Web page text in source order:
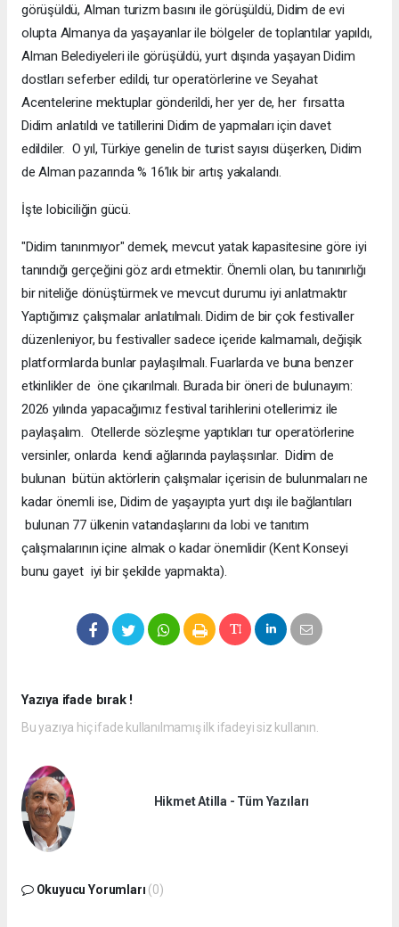
görüşüldü, Alman turizm basını ile görüşüldü, Didim de evi
olupta Almanya da yaşayanlar ile bölgeler de toplantılar yapıldı,
Alman Belediyeleri ile görüşüldü, yurt dışında yaşayan Didim
dostları seferber edildi, tur operatörlerine ve Seyahat
Acentelerine mektuplar gönderildi, her yer de, her fırsatta
Didim anlatıldı ve tatillerini Didim de yapmaları için davet
edildiler. O yıl, Türkiye genelin de turist sayısı düşerken, Didim
de Alman pazarında % 16’lık bir artış yakalandı.
İşte lobiciliğin gücü.
"Didim tanınmıyor" demek, mevcut yatak kapasitesine göre iyi
tanındığı gerçeğini göz ardı etmektir. Önemli olan, bu tanınırlığı
bir niteliğe dönüştürmek ve mevcut durumu iyi anlatmaktır
Yaptığımız çalışmalar anlatılmalı. Didim de bir çok festivaller
düzenleniyor, bu festivaller sadece içeride kalmamalı, değişik
platformlarda bunlar paylaşılmalı. Fuarlarda ve buna benzer
etkinlikler de öne çıkarılmalı. Burada bir öneri de bulunayım:
2026 yılında yapacağımız festival tarihlerini otellerimiz ile
paylaşalım. Otellerde sözleşme yaptıkları tur operatörlerine
versinler, onlarda kendi ağlarında paylaşsınlar. Didim de
bulunan bütün aktörlerin çalışmalar içerisin de bulunmaları ne
kadar önemli ise, Didim de yaşayıpta yurt dışı ile bağlantıları
bulunan 77 ülkenin vatandaşlarını da lobi ve tanıtım
çalışmalarının içine almak o kadar önemlidir (Kent Konseyi
bunu gayet iyi bir şekilde yapmakta).
Yazıya ifade bırak !
Bu yazıya hiç ifade kullanılmamış ilk ifadeyi siz kullanın.
Hikmet Atilla - Tüm Yazıları
Okuyucu Yorumları (0)